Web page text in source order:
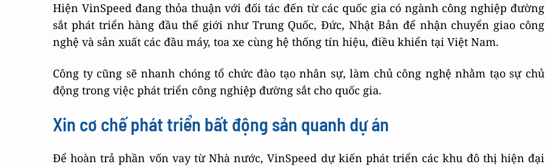
Hiện VinSpeed đang thỏa thuận với đối tác đến từ các quốc gia có ngành công nghiệp đường
sắt phát triển hàng đầu thế giới như Trung Quốc, Đức, Nhật Bản để nhận chuyển giao công
nghệ và sản xuất các đầu máy, toa xe cùng hệ thống tín hiệu, điều khiển tại Việt Nam.
Công ty cũng sẽ nhanh chóng tổ chức đào tạo nhân sự, làm chủ công nghệ nhằm tạo sự chủ
động trong việc phát triển công nghiệp đường sắt cho quốc gia.
Xin cơ chế phát triển bất động sản quanh dự án
Để hoàn trả phần vốn vay từ Nhà nước, VinSpeed dự kiến phát triển các khu đô thị hiện đại